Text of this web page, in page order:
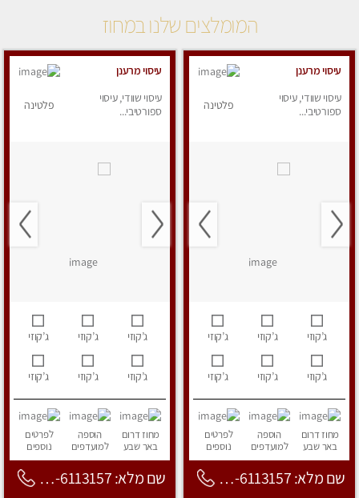
המומלצים שלנו במחוז
עיסוי מרענן
עיסוי שוודי, עיסוי
ספורטיבי...
פלטינה
ג’קוזי ג’קוזי ג’קוזי
ג’קוזי ג’קוזי ג’קוזי
מחוז דרום
באר שבע
הוספה
למועדפים
לפרטים
נוספים
שם מלא: 053-6113157
עיסוי מרענן
עיסוי שוודי, עיסוי
ספורטיבי...
פלטינה
ג’קוזי ג’קוזי ג’קוזי
ג’קוזי ג’קוזי ג’קוזי
מחוז דרום
באר שבע
הוספה
למועדפים
לפרטים
נוספים
שם מלא: 053-6113157